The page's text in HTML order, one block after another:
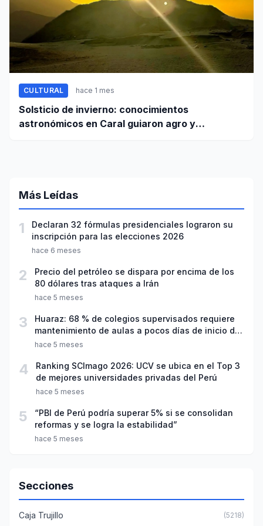
CULTURAL hace 1 mes
Solsticio de invierno: conocimientos
astronómicos en Caral guiaron agro y
Más Leídas
1
Declaran 32 fórmulas presidenciales lograron su
inscripción para las elecciones 2026
hace 6 meses
2
Precio del petróleo se dispara por encima de los
80 dólares tras ataques a Irán
hace 5 meses
3
Huaraz: 68 % de colegios supervisados requiere
mantenimiento de aulas a pocos días de inicio del
año escolar 2026
hace 5 meses
4
Ranking SCImago 2026: UCV se ubica en el Top 3
de mejores universidades privadas del Perú
hace 5 meses
5
“PBI de Perú podría superar 5% si se consolidan
reformas y se logra la estabilidad”
hace 5 meses
Secciones
Caja Trujillo (5218)